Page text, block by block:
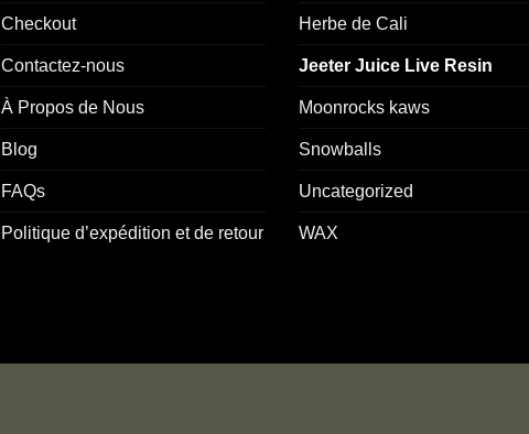
Checkout
Contactez-nous
À Propos de Nous
Blog
FAQs
Politique d’expédition et de retour
Herbe de Cali
Jeeter Juice Live Resin
Moonrocks kaws
Snowballs
Uncategorized
WAX